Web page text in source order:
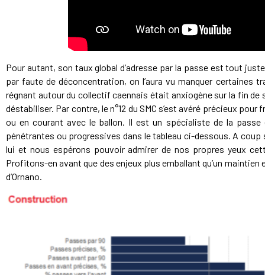
Pour autant, son taux global d’adresse par la passe est tout
par faute de déconcentration, on l’aura vu manquer certaines
régnant autour du collectif caennais était anxiogène sur la fin
déstabiliser. Par contre, le n°12 du SMC s’est avéré précieux
ou en courant avec le ballon. Il est un spécialiste de la
pénétrantes ou progressives dans le tableau ci-dessous. A
lui et nous espérons pouvoir admirer de nos propres yeux
Profitons-en avant que des enjeux plus emballant qu’un maintien
d’Ornano.